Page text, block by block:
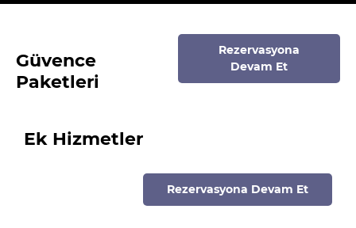
Güvence
Paketleri
Rezervasyona
Devam Et
Ek Hizmetler
Rezervasyona Devam Et